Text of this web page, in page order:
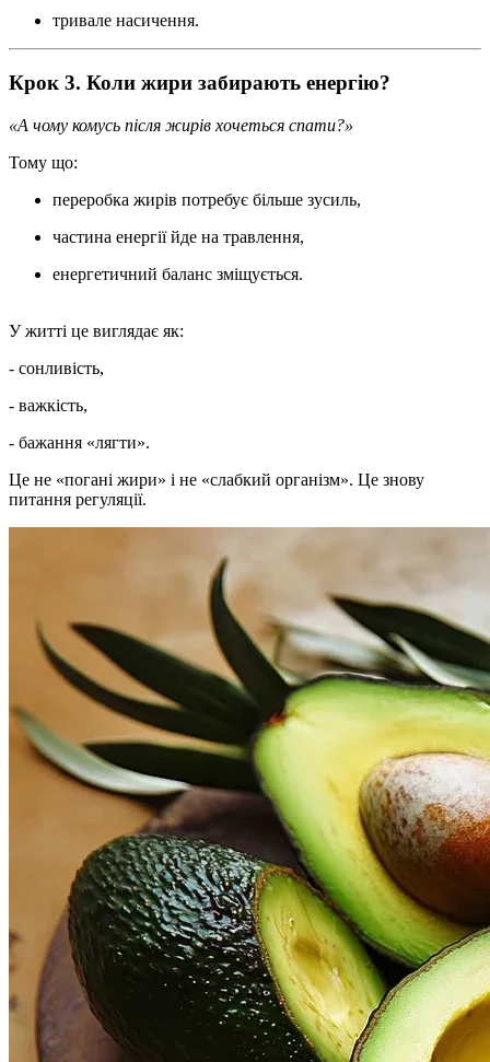
тривале насичення.
Крок 3. Коли жири забирають енергію?
«А чому комусь після жирів хочеться спати?»
Тому що:
переробка жирів потребує більше зусиль,
частина енергії йде на травлення,
енергетичний баланс зміщується.
У житті це виглядає як:
- сонливість,
- важкість,
- бажання «лягти».
Це не «погані жири» і не «слабкий організм». Це знову
питання регуляції.